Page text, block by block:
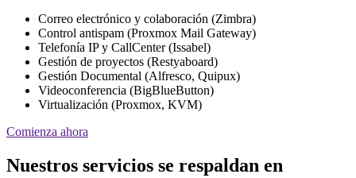
Correo electrónico y colaboración (Zimbra)
Control antispam (Proxmox Mail Gateway)
Telefonía IP y CallCenter (Issabel)
Gestión de proyectos (Restyaboard)
Gestión Documental (Alfresco, Quipux)
Videoconferencia (BigBlueButton)
Virtualización (Proxmox, KVM)
Comienza ahora
Nuestros servicios se respaldan en